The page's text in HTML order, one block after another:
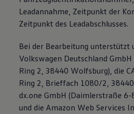
Leadannahme, Zeitpunkt der
Zeitpunkt des Leadabschlusses.
Bei der Bearbeitung unterstützt
Volkswagen Deutschland GmbH
Ring 2, 38440 Wolfsburg), die
Ring 2, Brieffach 1080/2,
dx.one GmbH (Daimlerstraße
und die Amazon Web Services